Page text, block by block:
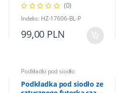
(0)
Indeks: HZ-17606-BL-P
99,00 PLN
Podkładki pod siodło
Podkładka pod siodło ze